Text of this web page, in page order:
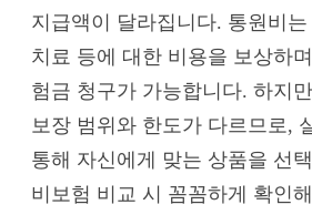
지급액이 달라집니다. 통원비
치료 등에 대한 비용을 보상하
험금 청구가 가능합니다. 하지
보장 범위와 한도가 다르므로,
통해 자신에게 맞는 상품을 선
비보험 비교 시 꼼꼼하게 확인